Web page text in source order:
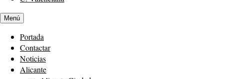
Menú
Portada
Contactar
Noticias
Alicante